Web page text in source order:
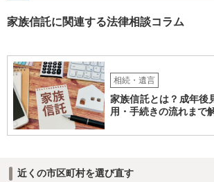
家族信託に関連する法律相談コラム
相続・遺言
家族信託とは？成年後
用・手続きの流れまで
近くの市区町村を選び直す